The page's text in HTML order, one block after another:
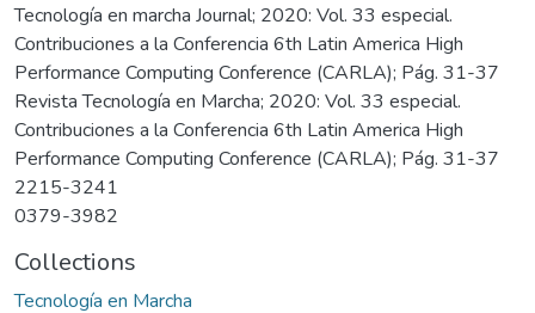
Tecnología en marcha Journal; 2020: Vol. 33 especial.
Contribuciones a la Conferencia 6th Latin America High
Performance Computing Conference (CARLA); Pág. 31-37
Revista Tecnología en Marcha; 2020: Vol. 33 especial.
Contribuciones a la Conferencia 6th Latin America High
Performance Computing Conference (CARLA); Pág. 31-37
2215-3241
0379-3982
Collections
Tecnología en Marcha